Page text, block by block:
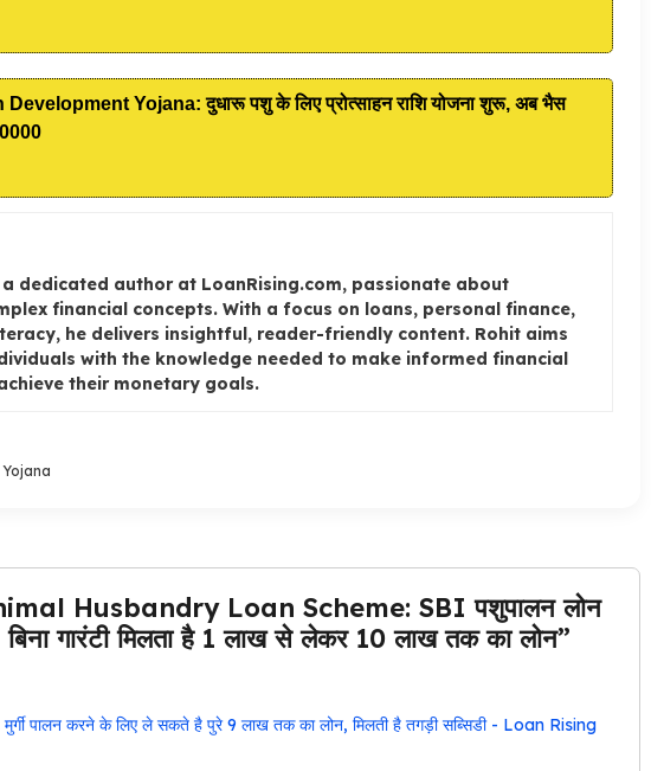
Yojana: दुधारू पशु के लिए प्रोत्साहन राशि योजना शुरू, अब भैस
a dedicated author at LoanRising.com, passionate about
financial concepts. With a focus on loans, personal finance,
he delivers insightful, reader-friendly content. Rohit aims
with the knowledge needed to make informed financial
their monetary goals.
Husbandry Loan Scheme: SBI पशुपालन लोन
गारंटी मिलता है 1 लाख से लेकर 10 लाख तक का लोन”
पालन करने के लिए ले सकते है पुरे 9 लाख तक का लोन, मिलती है तगड़ी सब्सिडी - Loan Rising